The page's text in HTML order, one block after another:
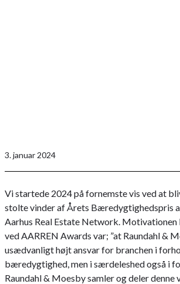
3. januar 2024
Vi startede 2024 på fornemste vis ved at
stolte vinder af Årets Bæredygtighedspris
Aarhus Real Estate Network. Motivationen
ved AARREN Awards var; ”at Raundahl &
usædvanligt højt ansvar for branchen i
bæredygtighed, men i særdeleshed også i
Raundahl & Moesby samler og deler denne